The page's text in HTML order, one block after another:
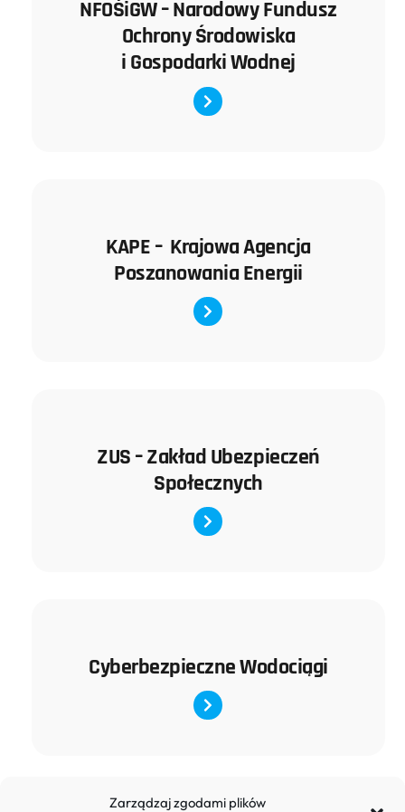
Zarządzaj zgodami plików
NFOŚiGW – Narodowy Fundusz
Ochrony Środowiska
i Gospodarki Wodnej
KAPE – Krajowa Agencja
Poszanowania Energii
ZUS – Zakład Ubezpieczeń
Społecznych
Cyberbezpieczne Wodociągi